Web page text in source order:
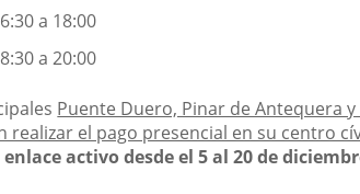
a 18:00
a 20:00
Puente Duero, Pinar de Antequera y
realizar el pago presencial en su centro
activo desde el 5 al 20 de